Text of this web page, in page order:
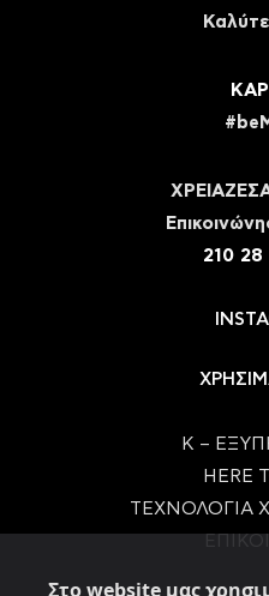
Στο website μας
210
Κ –
HERE
ΤΕΧΝΟΛΟΓΙΑ